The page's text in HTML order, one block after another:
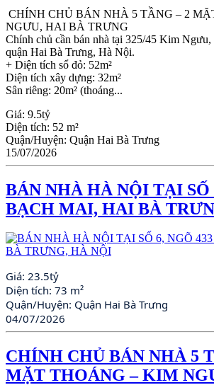
CHÍNH CHỦ BÁN NHÀ 5 TẦNG – 2
NGƯU, HAI BÀ TRƯNG
Chính chủ cần bán nhà tại 325/45 Kim
quận Hai Bà Trưng, Hà Nội.
+ Diện tích sổ đỏ: 52m²
Diện tích xây dựng: 32m²
Sân riêng: 20m² (thoáng...
Giá: 9.5tỷ
Diện tích: 52 m²
Quận/Huyện: Quận Hai Bà Trưng
15/07/2026
BÁN NHÀ HÀ NỘI TẠI SỐ
BẠCH MAI, HAI BÀ
Giá: 23.5tỷ
Diện tích: 73 m²
Quận/Huyện: Quận Hai Bà Trưng
04/07/2026
CHÍNH CHỦ BÁN NHÀ 5
MẶT THOÁNG – KIM